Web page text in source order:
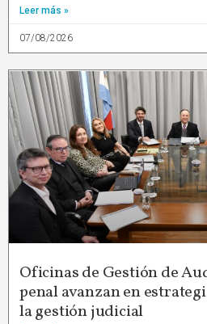
Leer más »
07/08/2026
Oficinas de Gestión de
penal avanzan en
la gestión judicial